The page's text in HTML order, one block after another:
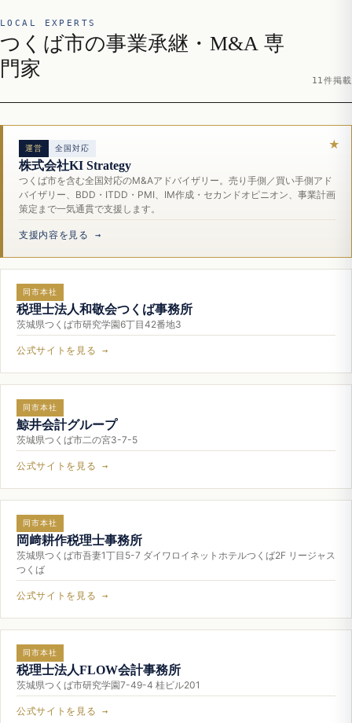
LOCAL EXPERTS
つくば市の事業承継・M&A 専
門家
11件掲載
運営 全国対応
株式会社KI Strategy
つくば市を含む全国対応のM&Aアドバイザリー。売り手側／買い手側アド
バイザリー、BDD・ITDD・PMI、IM作成・セカンドオピニオン、事業計画
策定まで一気通貫で支援します。
支援内容を見る →
同市本社
税理士法人和敬会つくば事務所
茨城県つくば市研究学園6丁目42番地3
公式サイトを見る →
同市本社
鯨井会計グループ
茨城県つくば市二の宮3-7-5
公式サイトを見る →
同市本社
岡﨑耕作税理士事務所
茨城県つくば市吾妻1丁目5-7 ダイワロイネットホテルつくば2F リージャス
つくば
公式サイトを見る →
同市本社
税理士法人FLOW会計事務所
茨城県つくば市研究学園7-49-4 桂ビル201
公式サイトを見る →